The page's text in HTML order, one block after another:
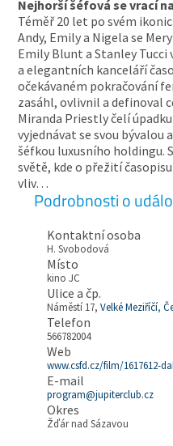
Nejhorší šéfová se vrací
Téměř 20 let po svém
Andy, Emily a Nigela se
Emily Blunt a Stanley Tucci
a elegantních kanceláří
očekávaném pokračování
zasáhl, ovlivnil a definoval
Miranda Priestly čelí
vyjednávat se svou
šéfkou luxusního holdingu.
světě, kde o přežití
vliv…
Podrobnosti o
Kontaktní osoba
H. Svobodová
Místo
kino JC
Ulice a čp.
Náměstí 17,Velké Meziříčí,
Telefon
566782004
Web
www.csfd.cz/film/1617612-
E-mail
program@jupiterclub.cz
Okres
Žďár nad Sázavou